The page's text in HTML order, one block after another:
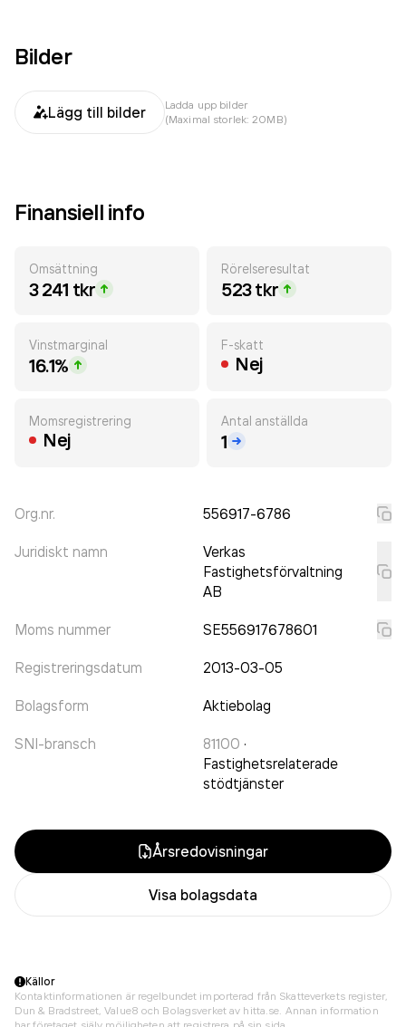
Bilder
Lägg till bilder
Ladda upp bilder
(Maximal storlek: 20MB)
Finansiell info
Omsättning
3 241 tkr
Rörelseresultat
523 tkr
Vinstmarginal
16.1%
F-skatt
Nej
Momsregistrering
Nej
Antal anställda
1
Org.nr. 556917-6786
Juridiskt namn
Verkas
Fastighetsförvaltning
AB
Moms nummer SE556917678601
Registreringsdatum 2013-03-05
Bolagsform Aktiebolag
SNI-bransch 81100 ·
Fastighetsrelaterade
stödtjänster
Årsredovisningar
Visa bolagsdata
Källor
Kontaktinformationen är regelbundet importerad från Skatteverkets register,
Dun & Bradstreet, Value8 och Bolagsverket av hitta.se. Annan information